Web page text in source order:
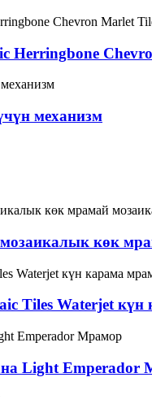
Herringbone
механизм
көк
Tiles Waterjet күн
Light Emperador